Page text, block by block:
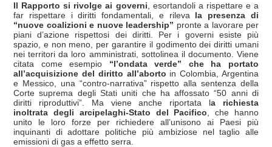
Il Rapporto si rivolge ai governi , esortandoli a rispettare e a
far rispettare i diritti fondamentali, e rileva la presenza di
“nuove coalizioni e nuove leadership” pronte a lavorare per
piani d’azione rispettosi dei diritti. Per i governi esiste più
spazio, e non meno, per garantire il godimento dei diritti umani
nei territori da loro amministrati, sottolinea il documento. Viene
citata come esempio “l’ondata verde” che ha portato
all’acquisizione del diritto all’aborto in Colombia, Argentina
e Messico, una “contro-narrativa” rispetto alla sentenza della
Corte suprema degli Stati uniti che ha affossato “50 anni di
diritti riproduttivi”. Ma viene anche riportata la richiesta
inoltrata degli arcipelaghi-Stato del Pacifico , che hanno
unito le loro forze per richiedere all’unisono ai Paesi più
inquinanti di adottare politiche più ambiziose nel taglio alle
emissioni di gas a effetto serra.